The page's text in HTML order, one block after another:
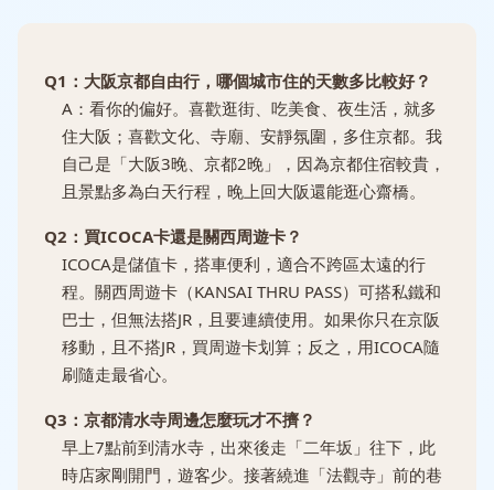
Q1：大阪京都自由行，哪個城市住的天數多比較好？
A：看你的偏好。喜歡逛街、吃美食、夜生活，就多
住大阪；喜歡文化、寺廟、安靜氛圍，多住京都。我
自己是「大阪3晚、京都2晚」，因為京都住宿較貴，
且景點多為白天行程，晚上回大阪還能逛心齋橋。
Q2：買ICOCA卡還是關西周遊卡？
ICOCA是儲值卡，搭車便利，適合不跨區太遠的行
程。關西周遊卡（KANSAI THRU PASS）可搭私鐵和
巴士，但無法搭JR，且要連續使用。如果你只在京阪
移動，且不搭JR，買周遊卡划算；反之，用ICOCA隨
刷隨走最省心。
Q3：京都清水寺周邊怎麼玩才不擠？
早上7點前到清水寺，出來後走「二年坂」往下，此
時店家剛開門，遊客少。接著繞進「法觀寺」前的巷